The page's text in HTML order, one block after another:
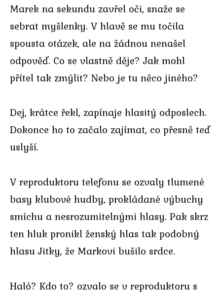
Marek na sekundu zavřel oči, snaže se
sebrat myšlenky. V hlavě se mu točila
spousta otázek, ale na žádnou nenašel
odpověď. Co se vlastně děje? Jak mohl
přítel tak zmýlit? Nebo je tu něco jiného?
Dej, krátce řekl, zapínaje hlasitý odposlech.
Dokonce ho to začalo zajímat, co přesně teď
uslyší.
V reproduktoru telefonu se ozvaly tlumené
basy klubové hudby, prokládané výbuchy
smíchu a nesrozumitelnými hlasy. Pak skrz
ten hluk pronikl ženský hlas tak podobný
hlasu Jitky, že Markovi bušilo srdce.
Haló? Kdo to? ozvalo se v reproduktoru s